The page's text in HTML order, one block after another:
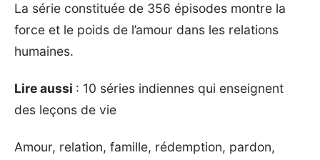
La série constituée de 356 épisodes montre la
force et le poids de l’amour dans les relations
humaines.
Lire aussi : 10 séries indiennes qui enseignent
des leçons de vie
Amour, relation, famille, rédemption, pardon,